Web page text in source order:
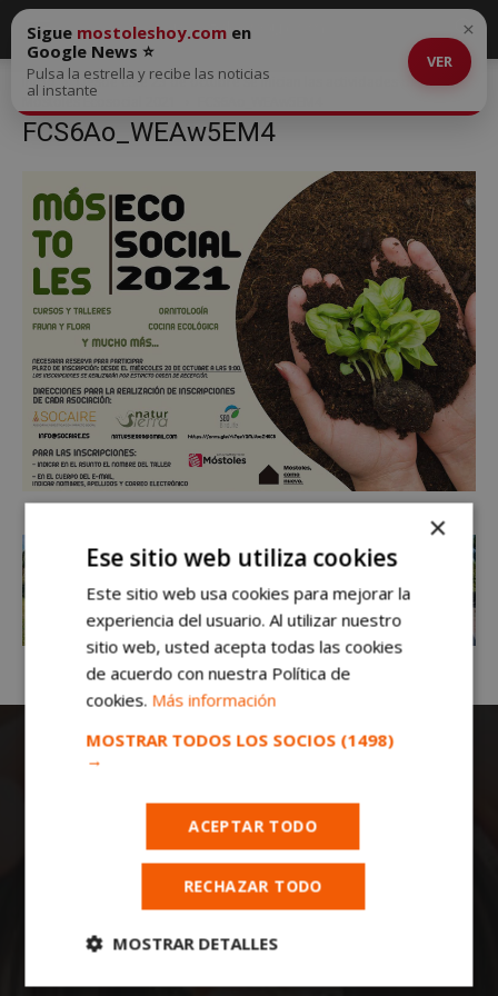
Inicio
Desde este 23 de octubre se inician las actividades de
Móstoles Ecosocial 2021
FCS6Ao_WEAw5EM4
Sigue mostoleshoy.com en
Google News ⭐
Pulsa la estrella y recibe las noticias
al instante
VER
×
Todas las noticias de Móstoles en
mostoleshoy.com. Mantente informado de
toda la actualidad, noticias, eventos, ocio y
deportes de tu ciudad. ¡Síguenos!
×
Ese sitio web utiliza cookies
Este sitio web usa cookies para mejorar la
experiencia del usuario. Al utilizar nuestro
sitio web, usted acepta todas las cookies
de acuerdo con nuestra Política de
cookies. Más información
MOSTRAR TODOS LOS SOCIOS (1498)
→
ACEPTAR TODO
RECHAZAR TODO
MOSTRAR DETALLES
Cookies Cookies de